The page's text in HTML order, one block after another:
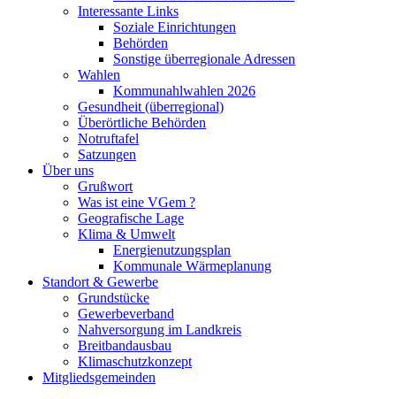
Interessante Links
Soziale Einrichtungen
Behörden
Sonstige überregionale Adressen
Wahlen
Kommunahlwahlen 2026
Gesundheit (überregional)
Überörtliche Behörden
Notruftafel
Satzungen
Über uns
Grußwort
Was ist eine VGem ?
Geografische Lage
Klima & Umwelt
Energienutzungsplan
Kommunale Wärmeplanung
Standort & Gewerbe
Grundstücke
Gewerbeverband
Nahversorgung im Landkreis
Breitbandausbau
Klimaschutzkonzept
Mitgliedsgemeinden